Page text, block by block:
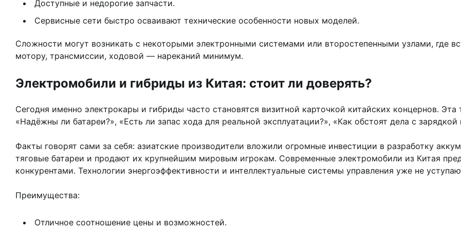
Доступные и недорогие запчасти.
Сервисные сети быстро осваивают технические особенности новых моделей.
Сложности могут возникать с некоторыми электронными системами или второстепенными узлами, где
мотору, трансмиссии, ходовой — нареканий минимум.
Электромобили и гибриды из Китая: стоит ли доверять?
Сегодня именно электрокары и гибриды часто становятся визитной карточкой китайских концернов.
«Надёжны ли батареи?», «Есть ли запас хода для реальной эксплуатации?», «Как обстоят дела с зарядкой
Факты говорят сами за себя: азиатские производители вложили огромные инвестиции в разработку
тяговые батареи и продают их крупнейшим мировым игрокам. Современные электромобили из Китая
конкурентами. Технологии энергоэффективности и интеллектуальные системы управления уже не
Преимущества:
Отличное соотношение цены и возможностей.